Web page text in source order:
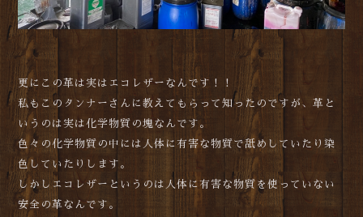
更にこの革は実はエコレザーなんです！！
私もこのタンナーさんに教えてもらって知ったのですが、革と
いうのは実は化学物質の塊なんです。
色々の化学物質の中には人体に有害な物質で舐めしていたり染
色していたりします。
しかしエコレザーというのは人体に有害な物質を使っていない
安全の革なんです。